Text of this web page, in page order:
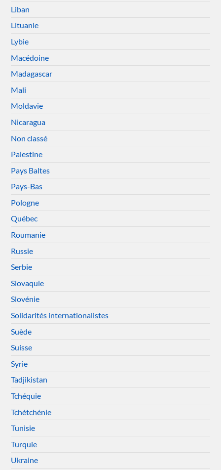
Liban
Lituanie
Lybie
Macédoine
Madagascar
Mali
Moldavie
Nicaragua
Non classé
Palestine
Pays Baltes
Pays-Bas
Pologne
Québec
Roumanie
Russie
Serbie
Slovaquie
Slovénie
Solidarités internationalistes
Suède
Suisse
Syrie
Tadjikistan
Tchéquie
Tchétchénie
Tunisie
Turquie
Ukraine